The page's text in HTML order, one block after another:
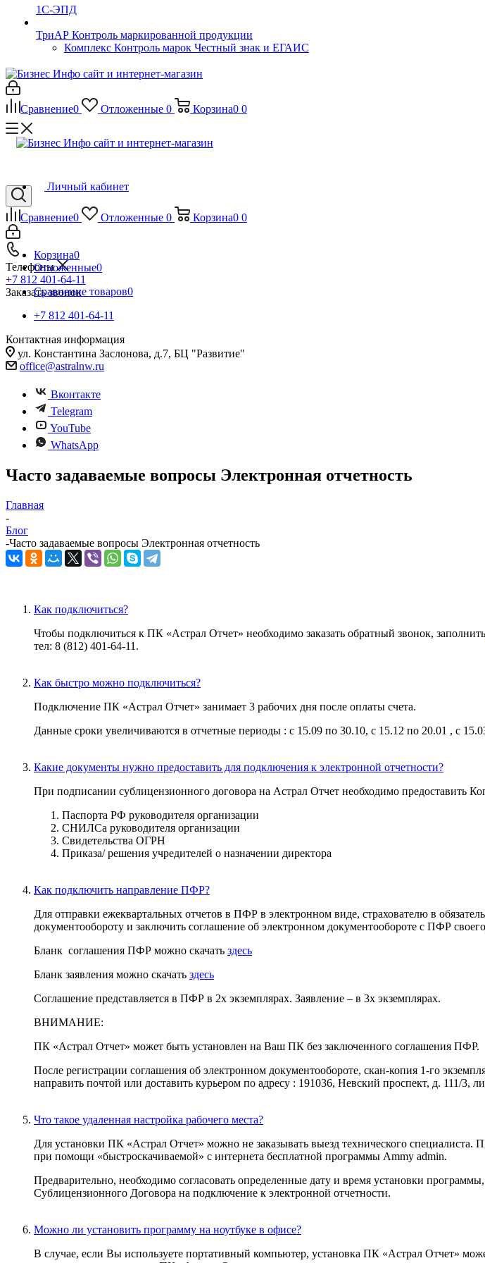
1С-ЭПД
ТриАР Контроль маркированной продукции
Комплекс Контроль марок Честный знак и ЕГАИС
Сравнение0 Отложенные 0 Корзина0 0
Сравнение0 Отложенные 0 Корзина0 0
Телефоны
+7 812 401-64-11
Заказать звонок
Личный кабинет
Корзина0
Отложенные0
Сравнение товаров0
+7 812 401-64-11
Контактная информация
ул. Константина Заслонова, д.7, БЦ "Развитие"
office@astralnw.ru
Вконтакте
Telegram
YouTube
WhatsApp
Часто задаваемые вопросы Электронная отчетность
Главная
-
Блог
-Часто задаваемые вопросы Электронная отчетность
Как подключиться?
Чтобы подключиться к ПК «Астрал Отчет» необходимо заказать обратный звонок, заполнить
тел: 8 (812) 401-64-11.
Как быстро можно подключиться?
Подключение ПК «Астрал Отчет» занимает 3 рабочих дня после оплаты счета.
Данные сроки увеличиваются в отчетные периоды : с 15.09 по 30.10, с 15.12 по 20.01 , с
Какие документы нужно предоставить для подключения к электронной отчетности?
При подписании сублицензионного договора на Астрал Отчет необходимо предоставить
Паспорта РФ руководителя организации
СНИЛСа руководителя организации
Свидетельства ОГРН
Приказа/ решения учредителей о назначении директора
Как подключить направление ПФР?
Для отправки ежеквартальных отчетов в ПФР в электронном виде, страхователю в
документообороту и заключить соглашение об электронном документообороте с ПФР
Бланк соглашения ПФР можно скачать здесь
Бланк заявления можно скачать здесь
Соглашение представляется в ПФР в 2х экземплярах. Заявление – в 3х экземплярах.
ВНИМАНИЕ:
ПК «Астрал Отчет» может быть установлен на Ваш ПК без заключенного соглашения ПФР.
После регистрации соглашения об электронном документообороте, скан-копия 1-го
направить почтой или доставить курьером по адресу : 191036, Невский проспект, д. 111/3,
Что такое удаленная настройка рабочего места?
Для установки ПК «Астрал Отчет» можно не заказывать выезд технического
при помощи «быстроскачиваемой» с интернета бесплатной программы Ammy admin.
Предварительно, необходимо согласовать определенные дату и время установки
Сублицензионного Договора на подключение к электронной отчетности.
Можно ли установить программу на ноутбуке в офисе?
В случае, если Вы используете портативный компьютер, установка ПК «Астрал Отчет»